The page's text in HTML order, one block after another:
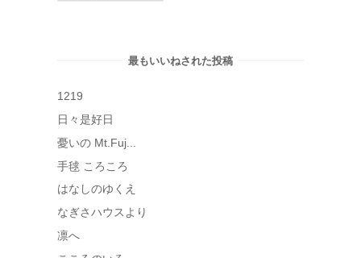
最もいいねされた投稿
1219
日々是好日
憂いの Mt.Fuj...
手毬 ころころ
はなしのゆくえ
なぎさハウスより
凛へ